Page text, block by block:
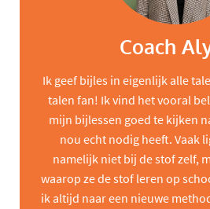
Coach
Ik geef bijles in eigenlijk alle
talen fan! Ik vind het vooral
mijn bijlessen goed te kijken
nou echt nodig heeft. Vaak
namelijk niet bij de stof zelf,
waarop ze de stof leren op
ik altijd naar een nieuwe